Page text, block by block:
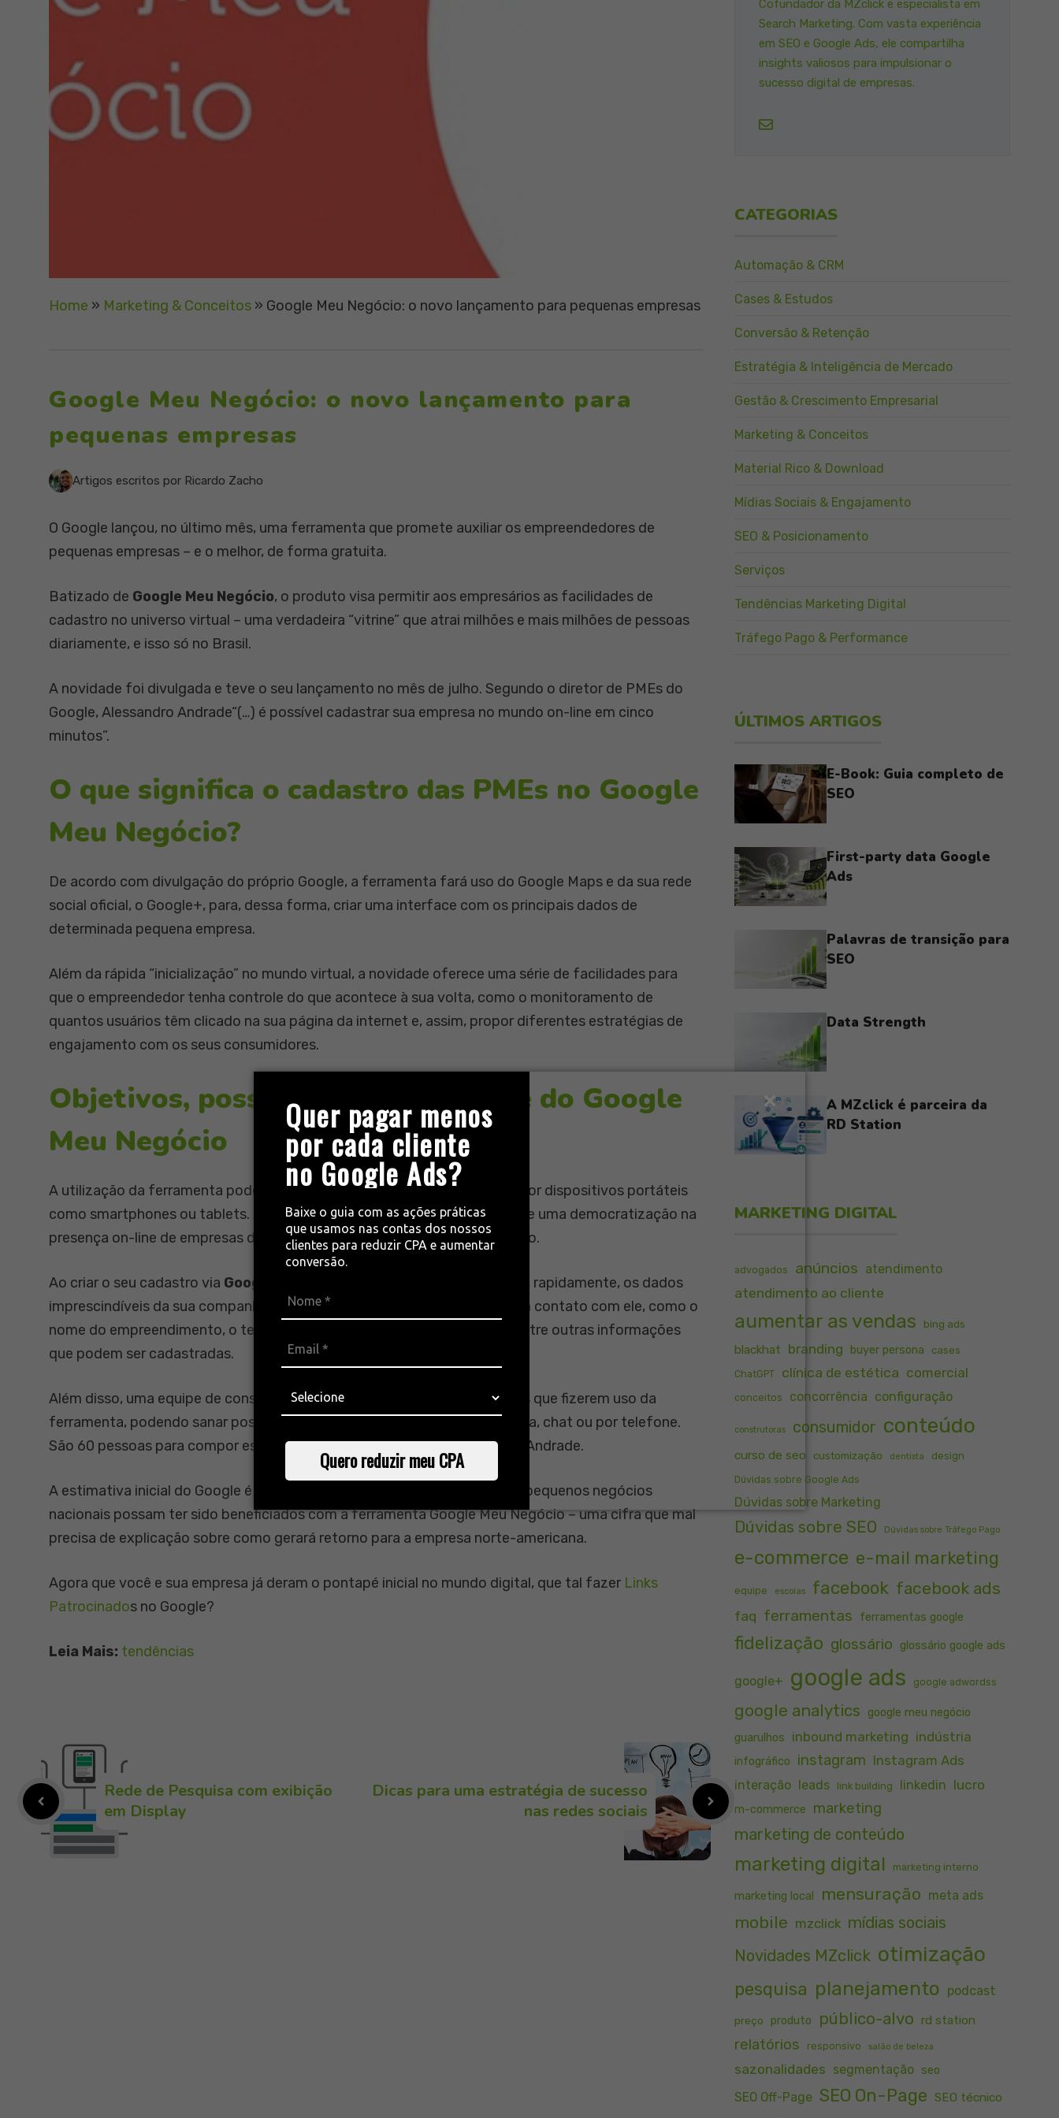
Quer pagar menos
por cada cliente
no Google Ads?
Baixe o guia com as ações práticas
que usamos nas contas dos nossos
clientes para reduzir CPA e aumentar
conversão.
Quero reduzir meu CPA
Home » Marketing & Conceitos » Google Meu Negócio: o novo lançamento para pequenas empresas
Google Meu Negócio: o novo lançamento para
pequenas empresas
Artigos escritos por Ricardo Zacho
O Google lançou, no último mês, uma ferramenta que promete auxiliar os empreendedores de
pequenas empresas – e o melhor, de forma gratuita.
Batizado de Google Meu Negócio, o produto visa permitir aos empresários as facilidades de
cadastro no universo virtual – uma verdadeira “vitrine” que atrai milhões e mais milhões de pessoas
diariamente, e isso só no Brasil.
A novidade foi divulgada e teve o seu lançamento no mês de julho. Segundo o diretor de PMEs do
Google, Alessandro Andrade“(…) é possível cadastrar sua empresa no mundo on-line em cinco
minutos”.
O que significa o cadastro das PMEs no Google
Meu Negócio?
De acordo com divulgação do próprio Google, a ferramenta fará uso do Google Maps e da sua rede
social oficial, o Google+, para, dessa forma, criar uma interface com os principais dados de
determinada pequena empresa.
Além da rápida “inicialização” no mundo virtual, a novidade oferece uma série de facilidades para
que o empreendedor tenha controle do que acontece à sua volta, como o monitoramento de
quantos usuários têm clicado na sua página da internet e, assim, propor diferentes estratégias de
engajamento com os seus consumidores.
Objetivos, possibilidades e alcance do Google
Meu Negócio
A utilização da ferramenta pode ser feita tanto via computador quanto por dispositivos portáteis
como smartphones ou tablets. Com isso, a empresa espera que se formule uma democratização na
presença on-line de empresas de todos os portes e segmentos de atuação.
Ao criar o seu cadastro via Google Meu Negócio
, o empreendedor coloca, rapidamente, os dados
imprescindíveis da sua companhia para que potenciais clientes entrem em contato com ele, como o
nome do empreendimento, o telefone e seu horário de funcionamento, entre outras informações
que podem ser cadastradas.
Além disso, uma equipe de consultores está à disposição dos empresários que fizerem uso da
ferramenta, podendo sanar possíveis dúvidas por e-mail, videoconferência, chat ou por telefone.
São 60 pessoas para compor essa equipe de auxílio, segundo Alessandro Andrade.
A estimativa inicial do Google é que, em cerca de um ano, seis milhões de pequenos negócios
nacionais possam ter sido beneficiados com a ferramenta Google Meu Negócio – uma cifra que mal
precisa de explicação sobre como gerará retorno para a empresa norte-americana.
Agora que você e sua empresa já deram o pontapé inicial no mundo digital, que tal fazer Links
Patrocinados no Google?
Leia Mais: tendências
Rede de Pesquisa com exibição
em Display
Dicas para uma estratégia de sucesso
nas redes sociais
Cofundador da MZclick e especialista em
Search Marketing. Com vasta experiência
em SEO e Google Ads, ele compartilha
insights valiosos para impulsionar o
sucesso digital de empresas.
CATEGORIAS
Automação & CRM
Cases & Estudos
Conversão & Retenção
Estratégia & Inteligência de Mercado
Gestão & Crescimento Empresarial
Marketing & Conceitos
Material Rico & Download
Mídias Sociais & Engajamento
SEO & Posicionamento
Serviços
Tendências Marketing Digital
Tráfego Pago & Performance
ÚLTIMOS ARTIGOS
E-Book: Guia completo de
SEO
First-party data Google
Ads
Palavras de transição para
SEO
Data Strength
A MZclick é parceira da
RD Station
MARKETING DIGITAL
advogados anúncios atendimento
atendimento ao cliente
aumentar as vendas bing ads
blackhat branding buyer persona cases
ChatGPT clínica de estética comercial
conceitos concorrência configuração
construtoras consumidor conteúdo
curso de seo customização dentista
design
Dúvidas sobre Google Ads
Dúvidas sobre Marketing
Dúvidas sobre SEO Dúvidas sobre Tráfego Pago
e-commerce e-mail marketing
equipe escolas facebook facebook ads
faq ferramentas ferramentas google
fidelização glossário glossário google ads
google+ google ads google adwordss
google analytics
google meu negócio
guarulhos
inbound marketing indústria
infográfico instagram Instagram Ads
interação leads link building linkedin lucro
m-commerce marketing
marketing de conteúdo
marketing digital marketing interno
marketing local mensuração meta ads
mobile mzclick mídias sociais
Novidades MZclick otimização
pesquisa planejamento podcast
preço produto público-alvo rd station
relatórios responsivo salão de beleza
sazonalidades segmentação seo
SEO Off-Page SEO On-Page SEO técnico